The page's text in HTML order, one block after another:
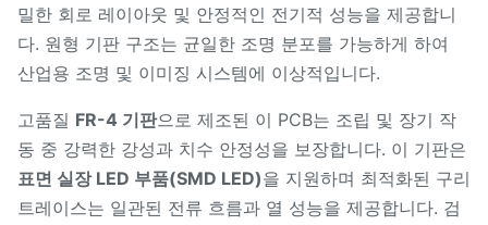
밀한 회로 레이아웃 및 안정적인 전기적 성능을 제공합니
다. 원형 기판 구조는 균일한 조명 분포를 가능하게 하여
산업용 조명 및 이미징 시스템에 이상적입니다.
고품질 FR-4 기판으로 제조된 이 PCB는 조립 및 장기 작
동 중 강력한 강성과 치수 안정성을 보장합니다. 이 기판은
표면 실장 LED 부품(SMD LED)을 지원하며 최적화된 구리
트레이스는 일관된 전류 흐름과 열 성능을 제공합니다. 검